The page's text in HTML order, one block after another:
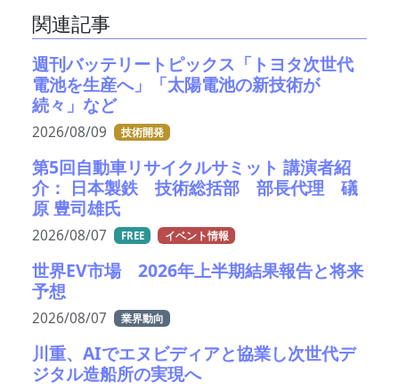
関連記事
週刊バッテリートピックス「トヨタ次世代
電池を生産へ」「太陽電池の新技術が
続々」など
2026/08/09 技術開発
第5回自動車リサイクルサミット 講演者紹
介： 日本製鉄 技術総括部 部長代理 礒
原 豊司雄氏
2026/08/07 FREE イベント情報
世界EV市場 2026年上半期結果報告と将来
予想
2026/08/07 業界動向
川重、AIでエヌビディアと協業し次世代デ
ジタル造船所の実現へ